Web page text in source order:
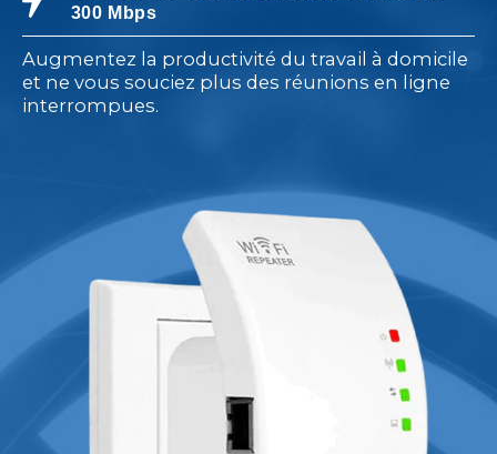
300 Mbps
Augmentez la productivité du travail à domicile
et ne vous souciez plus des réunions en ligne
interrompues.